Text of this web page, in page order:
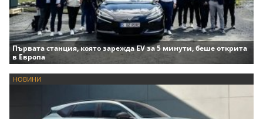
Първата станция, която зарежда EV за 5 минути, беше открита
в Европа
НОВИНИ